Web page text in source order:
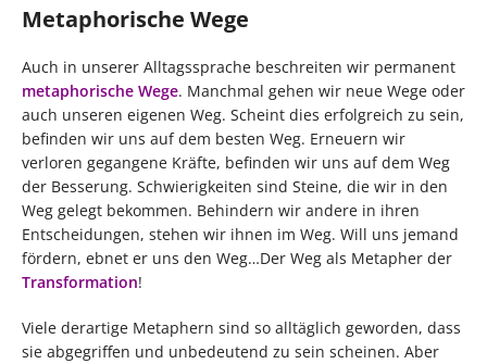
Metaphorische Wege
Auch in unserer Alltagssprache beschreiten wir permanent
metaphorische Wege. Manchmal gehen wir neue Wege oder
auch unseren eigenen Weg. Scheint dies erfolgreich zu sein,
befinden wir uns auf dem besten Weg. Erneuern wir
verloren gegangene Kräfte, befinden wir uns auf dem Weg
der Besserung. Schwierigkeiten sind Steine, die wir in den
Weg gelegt bekommen. Behindern wir andere in ihren
Entscheidungen, stehen wir ihnen im Weg. Will uns jemand
fördern, ebnet er uns den Weg…Der Weg als Metapher der
Transformation!
Viele derartige Metaphern sind so alltäglich geworden, dass
sie abgegriffen und unbedeutend zu sein scheinen. Aber